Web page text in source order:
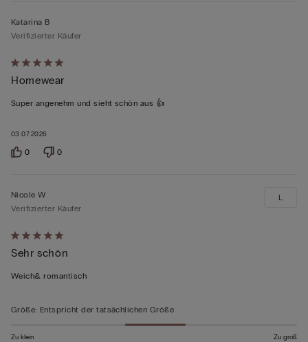
Mit
5
von
bewertet
03.07.2026
Katarina B
Verifizierter Käufer
Homewear
Super angenehm und sieht schön aus 👍
0 0
Mit
5
von
bewertet
Nicole W
Verifizierter Käufer
Sehr schön
Weich& romantisch
L
Größe: Entspricht der tatsächlichen Größe
Zu klein Zu groß